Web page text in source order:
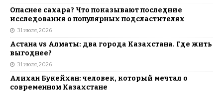
Опаснее сахара? Что показывают последние
исследования о популярных подсластителях
31 июля, 2026
Астана vs Алматы: два города Казахстана. Где жить
выгоднее?
31 июля, 2026
Алихан Букейхан: человек, который мечтал о
современном Казахстане